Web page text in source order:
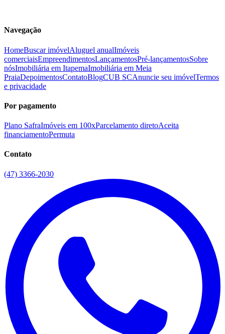
Navegação
HomeBuscar imóvelAluguel anualImóveis
comerciaisEmpreendimentosLançamentosPré-lançamentosSobre
nósImobiliária em ItapemaImobiliária em Meia
PraiaDepoimentosContatoBlogCUB SCAnuncie seu imóvelTermos
e privacidade
Por pagamento
Plano SafraImóveis em 100xParcelamento diretoAceita
financiamentoPermuta
Contato
(47) 3366-2030